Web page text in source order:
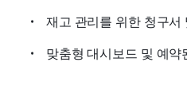
재고 관리를 위한 청구서
맞춤형 대시보드 및 예약